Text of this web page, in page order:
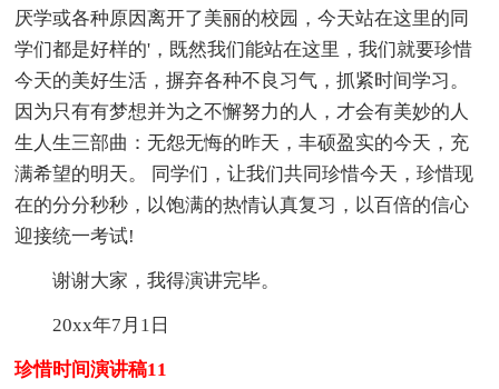
厌学或各种原因离开了美丽的校园，今天站在这里的同
学们都是好样的'，既然我们能站在这里，我们就要珍惜
今天的美好生活，摒弃各种不良习气，抓紧时间学习。
因为只有有梦想并为之不懈努力的人，才会有美妙的人
生人生三部曲：无怨无悔的昨天，丰硕盈实的今天，充
满希望的明天。 同学们，让我们共同珍惜今天，珍惜现
在的分分秒秒，以饱满的热情认真复习，以百倍的信心
迎接统一考试!
谢谢大家，我得演讲完毕。
20xx年7月1日
珍惜时间演讲稿11